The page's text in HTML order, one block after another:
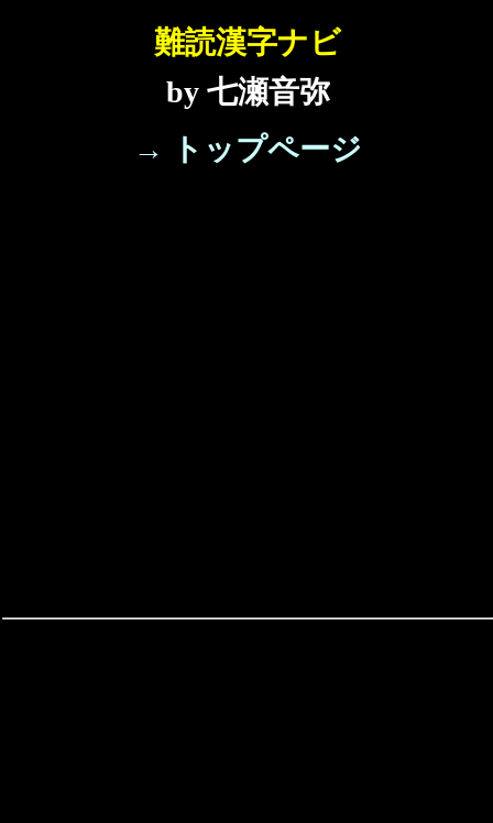
難読漢字ナビ
by 七瀬音弥
→ トップページ